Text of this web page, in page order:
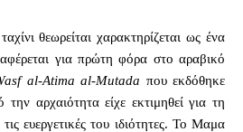
θεωρείται χαρακτηρίζεται ως ένα
για πρώτη φόρα στο αραβικό
al-Atima al-Mutada που εκδόθηκε
αρχαιότητα είχε εκτιμηθεί για τη
ευεργετικές του ιδιότητες. Το Μαμα